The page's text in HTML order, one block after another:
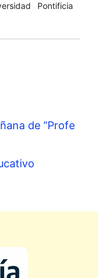
Pontificia
de “Profe